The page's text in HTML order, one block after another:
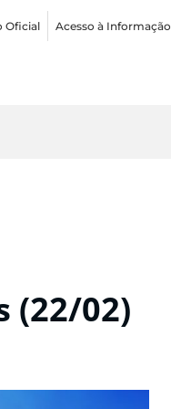
Oficial Acesso à Informação
(22/02)